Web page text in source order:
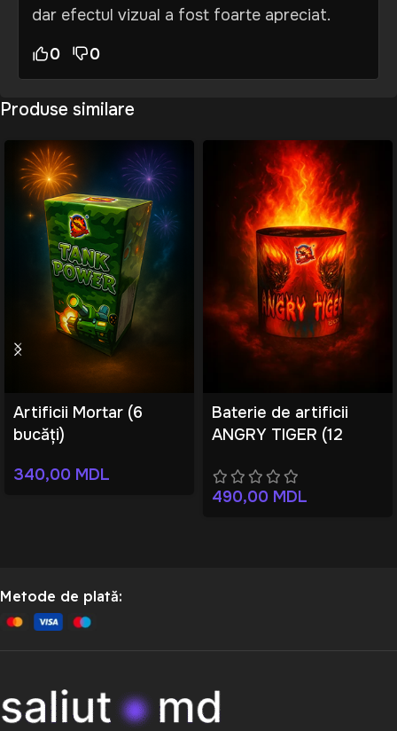
dar efectul vizual a fost foarte apreciat.
0 0
Produse similare
Artificii Mortar (6
bucăți)
340,00 MDL
Baterie de artificii
ANGRY TIGER (12
490,00 MDL
Metode de plată: